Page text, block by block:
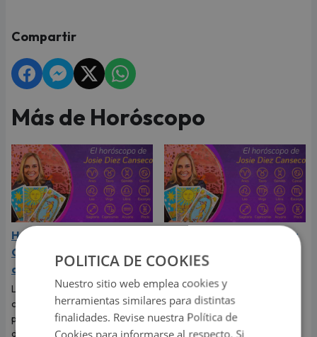
Compartir
Más de Horóscopo
Horóscopo de Josie Diez
Canseco hoy viernes 7 de
agosto de 2026
La gran Josie Diez Canseco te
cuenta qué te depara tu signo
para hoy viernes 7 de agosto
de 2026.
Horóscopo de Josie Diez
Canseco hoy miércoles 5
de agosto de 2026
La gran Josie Diez Canseco te
cuenta qué te depara tu signo
para hoy miércoles 5 de
agosto de 2026.
POLITICA DE COOKIES
Nuestro sitio web emplea cookies y
herramientas similares para distintas
finalidades. Revise nuestra Política de
Cookies para informarse al respecto. Si